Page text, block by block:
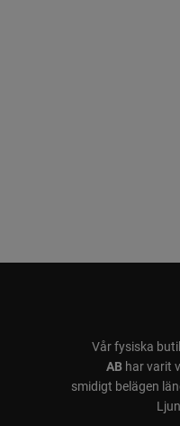
Vår fysiska
AB har varit
smidigt belägen